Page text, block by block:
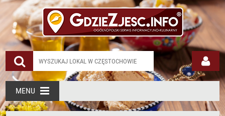
MENU